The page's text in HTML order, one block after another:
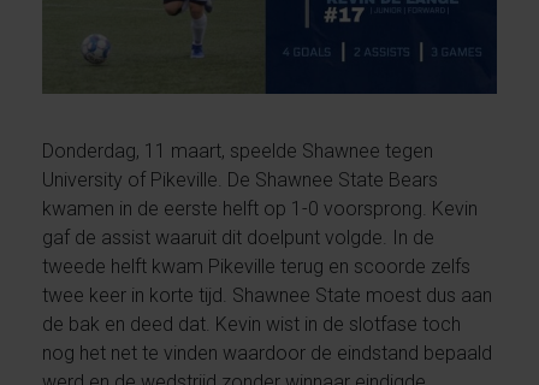
Donderdag, 11 maart, speelde Shawnee tegen
University of Pikeville. De Shawnee State Bears
kwamen in de eerste helft op 1-0 voorsprong. Kevin
gaf de assist waaruit dit doelpunt volgde. In de
tweede helft kwam Pikeville terug en scoorde zelfs
twee keer in korte tijd. Shawnee State moest dus aan
de bak en deed dat. Kevin wist in de slotfase toch
nog het net te vinden waardoor de eindstand bepaald